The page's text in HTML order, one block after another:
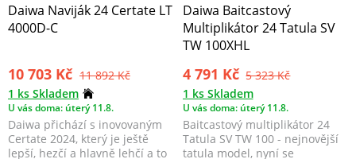
Daiwa Naviják 24 Certate LT
4000D-C
10 703 Kč 11 892 Kč
1 ks Skladem
U vás doma: úterý 11.8.
Daiwa přichází s inovovaným
Certate 2024, který je ještě
lepší, hezčí a hlavně lehčí a to
Daiwa Baitcastový
Multiplikátor 24 Tatula SV
TW 100XHL
4 791 Kč 5 323 Kč
1 ks Skladem
U vás doma: úterý 11.8.
Baitcastový multiplikátor 24
Tatula SV TW 100 - nejnovější
tatula model, nyní se